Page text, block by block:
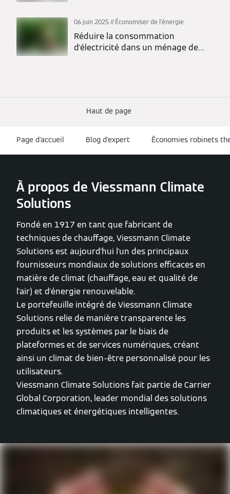
06 juin 2025 Économiser de l'énergie
Réduire la consommation
d'électricité dans un ménage de
Haut de page
Page d'accueil Blog d'expert Économies robinets
À propos de Viessmann Climate
Solutions
Fondé en 1917 en tant que fabricant de
techniques de chauffage, Viessmann Climate
Solutions est aujourd'hui l'un des principaux
fournisseurs mondiaux de solutions efficaces en
matière de climat (chauffage, eau et qualité de
l'air) et d'énergie renouvelable.
Le portefeuille intégré de Viessmann Climate
Solutions relie de manière transparente les
produits et les systèmes par le biais de
plateformes et de services numériques, créant
ainsi un climat de bien-être personnalisé pour les
utilisateurs.
Viessmann Climate Solutions fait partie de Carrier
Global Corporation, leader mondial des solutions
climatiques et énergétiques intelligentes.